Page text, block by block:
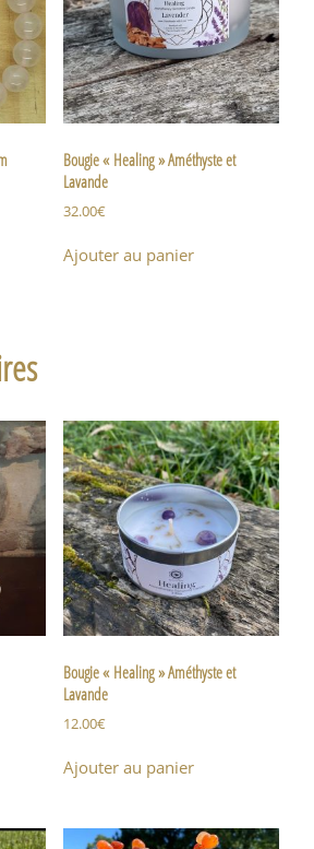
Bougie « Healing » Améthyste et
Lavande
32.00€
Ajouter au panier
Bougie « Healing » Améthyste et
Lavande
12.00€
Ajouter au panier